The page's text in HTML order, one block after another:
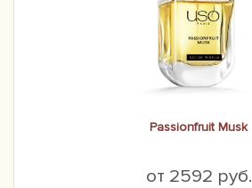
Passionfruit Musk
от 2592 руб.